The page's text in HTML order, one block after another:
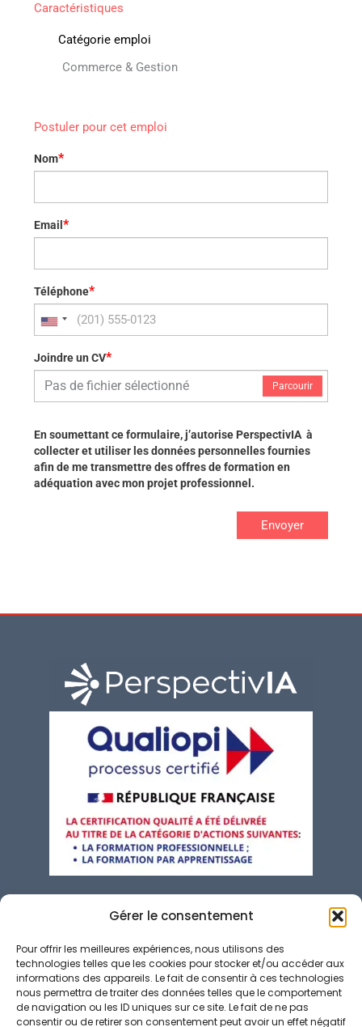
Gérer le consentement
Pour offrir les meilleures expériences, nous utilisons des
technologies telles que les cookies pour stocker et/ou accéder aux
informations des appareils. Le fait de consentir à ces technologies
nous permettra de traiter des données telles que le comportement
de navigation ou les ID uniques sur ce site. Le fait de ne pas
consentir ou de retirer son consentement peut avoir un effet négatif
Caractéristiques
Catégorie emploi
Commerce & Gestion
Postuler pour cet emploi
Nom*
Email *
Téléphone*
Joindre un CV*
Pas de fichier sélectionné
Parcourir
En soumettant ce formulaire, j’autorise PerspectivIA à
collecter et utiliser les données personnelles fournies
afin de me transmettre des offres de formation en
adéquation avec mon projet professionnel.
Envoyer
contact@perspectivia.fr
66 Av. Valéry Giscard d'Estaing, 06200 Nice
Conditions Générales de Vente